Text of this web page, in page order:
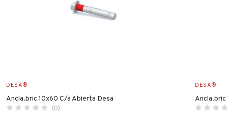
DESA®
Ancla.bric 10x60 C/a Abierta Desa
(0)
DESA®
Ancla.bric